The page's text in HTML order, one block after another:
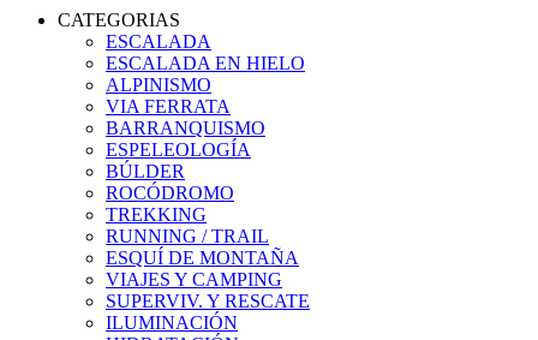
CATEGORIAS
ESCALADA
ESCALADA EN HIELO
ALPINISMO
VIA FERRATA
BARRANQUISMO
ESPELEOLOGÍA
BÚLDER
ROCÓDROMO
TREKKING
RUNNING / TRAIL
ESQUÍ DE MONTAÑA
VIAJES Y CAMPING
SUPERVIV. Y RESCATE
ILUMINACIÓN